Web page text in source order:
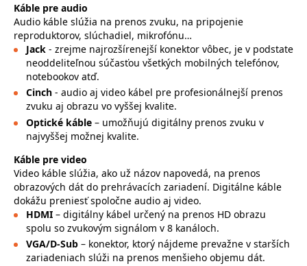
Káble pre audio
Audio káble slúžia na prenos zvuku, na pripojenie
reproduktorov, slúchadiel, mikrofónu…
Jack - zrejme najrozšírenejší konektor vôbec, je v podstate
neoddeliteľnou súčasťou všetkých mobilných telefónov,
notebookov atď.
Cinch - audio aj video kábel pre profesionálnejší prenos
zvuku aj obrazu vo vyššej kvalite.
Optické káble – umožňujú digitálny prenos zvuku v
najvyššej možnej kvalite.
Káble pre video
Video káble slúžia, ako už názov napovedá, na prenos
obrazových dát do prehrávacích zariadení. Digitálne káble
dokážu preniesť spoločne audio aj video.
HDMI – digitálny kábel určený na prenos HD obrazu
spolu so zvukovým signálom v 8 kanáloch.
VGA/D-Sub – konektor, ktorý nájdeme prevažne v starších
zariadeniach slúži na prenos menšieho objemu dát.